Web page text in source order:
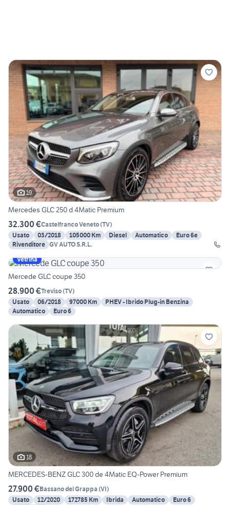
19
Mercedes GLC 250 d 4Matic Premium
32.300 €Castelfranco Veneto(TV)
Usato
03/2018 105000 Km Diesel Automatico
Euro 6e
Rivenditore GV AUTO S.R.L.
Vetrina
Mercede GLC coupe 350
28.900 €Treviso(TV)
Usato
06/2018 97000 Km
PHEV - Ibrido Plug-in Benzina
Automatico
Euro 6
18
MERCEDES-BENZ GLC 300 de 4Matic EQ-Power Premium
27.900 €Bassano del Grappa (VI)
Usato
12/2020 172785 Km Ibrida Automatico Euro 6